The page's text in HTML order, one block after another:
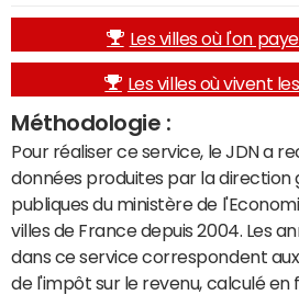
Les villes où l'on
Les villes où vivent
Méthodologie :
Pour réaliser ce service, le JDN a
données produites par la direction
publiques du ministère de
villes de France depuis 2004. Les
dans ce service correspondent
de l'impôt sur le revenu, calculé en